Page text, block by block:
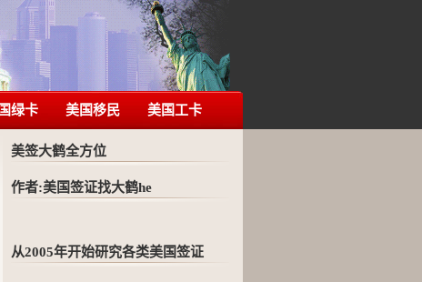
绿卡 美国移民 美国工卡
美签大鹤全方位
作者:美国签证找大鹤he
从2005年开始研究各类美国签证